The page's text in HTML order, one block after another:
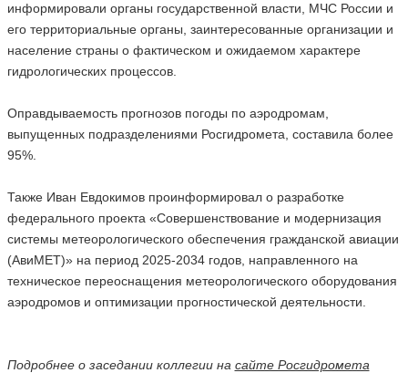
информировали органы государственной власти, МЧС России и
его территориальные органы, заинтересованные организации и
население страны о фактическом и ожидаемом характере
гидрологических процессов.
Оправдываемость прогнозов погоды по аэродромам,
выпущенных подразделениями Росгидромета, составила более
95%.
Также Иван Евдокимов проинформировал о разработке
федерального проекта «Совершенствование и модернизация
системы метеорологического обеспечения гражданской авиации
(АвиМЕТ)» на период 2025-2034 годов, направленного на
техническое переоснащения метеорологического оборудования
аэродромов и оптимизации прогностической деятельности.
Подробнее о заседании коллегии на сайте Росгидромета